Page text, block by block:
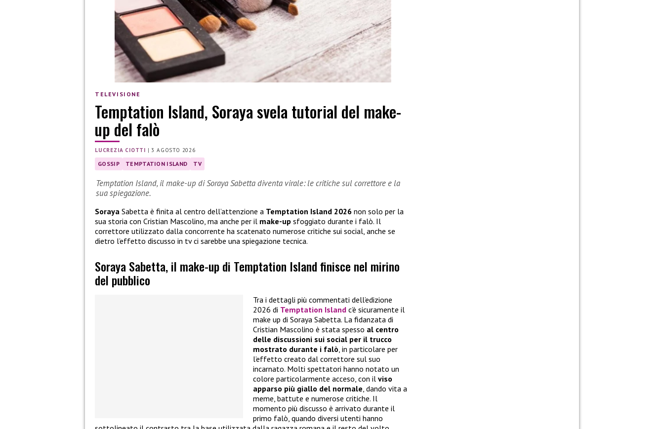
TELEVISIONE
Temptation Island, Soraya svela tutorial del make-
up del falò
LUCREZIA CIOTTI |3 AGOSTO 2026
GOSSIP TEMPTATION ISLAND TV
Temptation Island, il make-up di Soraya Sabetta diventa virale: le critiche sul correttore e la
sua spiegazione.
Soraya Sabetta è finita al centro dell’attenzione a Temptation Island 2026 non solo per la
sua storia con Cristian Mascolino, ma anche per il make-up sfoggiato durante i falò. Il
correttore utilizzato dalla concorrente ha scatenato numerose critiche sui social, anche se
dietro l’effetto discusso in tv ci sarebbe una spiegazione tecnica.
Soraya Sabetta, il make-up di Temptation Island finisce nel mirino
del pubblico
Tra i dettagli più commentati dell’edizione
2026 di Temptation Island c’è sicuramente il
make up di Soraya Sabetta. La fidanzata di
Cristian Mascolino è stata spesso al centro
delle discussioni sui social per il trucco
mostrato durante i falò, in particolare per
l’effetto creato dal correttore sul suo
incarnato. Molti spettatori hanno notato un
colore particolarmente acceso, con il viso
apparso più giallo del normale, dando vita a
meme, battute e numerose critiche. Il
momento più discusso è arrivato durante il
primo falò, quando diversi utenti hanno